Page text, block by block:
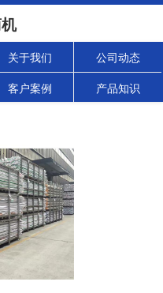
关于我们 公司动态
客户案例 产品知识